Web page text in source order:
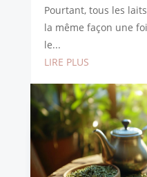
Pourtant, tous les
la même façon une
le...
LIRE PLUS